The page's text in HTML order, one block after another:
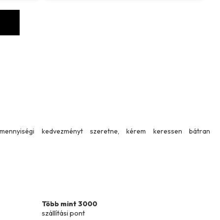
kedvezményt szeretne, kérem keressen bátran
Több mint 3000
szállítási pont